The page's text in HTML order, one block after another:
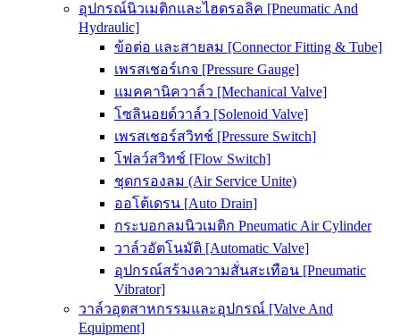
อุปกรณ์นิวเมติกและไฮดรอลิค [Pneumatic And
Hydraulic]
ข้อต่อ และสายลม [Connector Fitting & Tube]
เพรสเชอร์เกจ [Pressure Gauge]
แมคคานิควาล์ว [Mechanical Valve]
โซลินอยด์วาล์ว [Solenoid Valve]
เพรสเชอร์สวิทช์ [Pressure Switch]
โฟลว์สวิทช์ [Flow Switch]
ชุดกรองลม (Air Service Unite)
ออโต้เดรน [Auto Drain]
กระบอกลมนิวเมติก Pneumatic Air Cylinder
วาล์วอัตโนมัติ [Automatic Valve]
อุปกรณ์สร้างความสั่นสะเทือน [Pneumatic
Vibrator]
วาล์วอุตสาหกรรมและอุปกรณ์ [Valve And
Equipment]